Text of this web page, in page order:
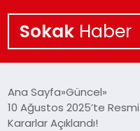
Sokak Haber
EKONOMI
Ana Sayfa Güncel
10 Ağustos 2025’te
Kararlar Açıklandı!